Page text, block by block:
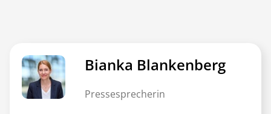
Bianka Blankenberg
Pressesprecherin